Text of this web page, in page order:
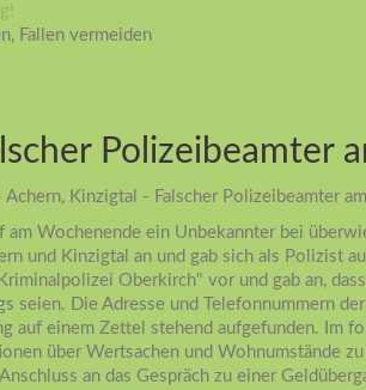
Fallen vermeiden
Polizeibeamter
Achern, Kinzigtal - Falscher Polizeibeamter
am Wochenende ein Unbekannter bei
und Kinzigtal an und gab sich als Polizist
Oberkirch" vor und gab an,
seien. Die Adresse und Telefonnummern
auf einem Zettel stehend aufgefunden. Im
über Wertsachen und Wohnumstände
an das Gespräch zu einer